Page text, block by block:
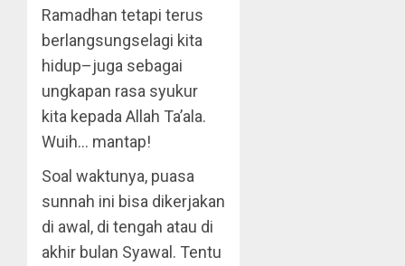
Ramadhan tetapi terus
berlangsungselagi kita
hidup–juga sebagai
ungkapan rasa syukur
kita kepada Allah Ta’ala.
Wuih… mantap!
Soal waktunya, puasa
sunnah ini bisa dikerjakan
di awal, di tengah atau di
akhir bulan Syawal. Tentu